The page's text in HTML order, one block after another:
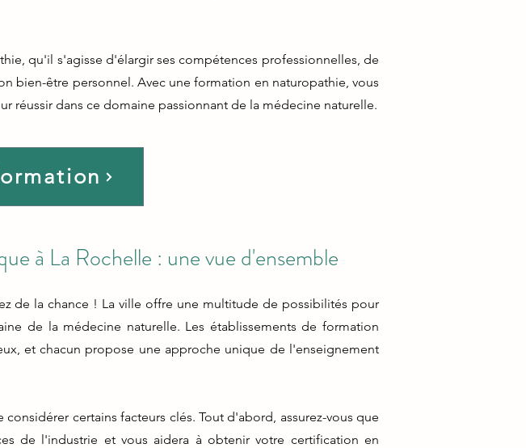
qu'il s'agisse d'élargir ses compétences professionnelles, de
bien-être personnel. Avec une formation en naturopathie, vous
réussir dans ce domaine passionnant de la médecine naturelle.
à La Rochelle : une vue d'ensemble
de la chance ! La ville offre une multitude de possibilités pour
de la médecine naturelle. Les établissements de formation
et chacun propose une approche unique de l'enseignement
certains facteurs clés. Tout d'abord, assurez-vous que
de l'industrie et vous aidera à obtenir votre certification en